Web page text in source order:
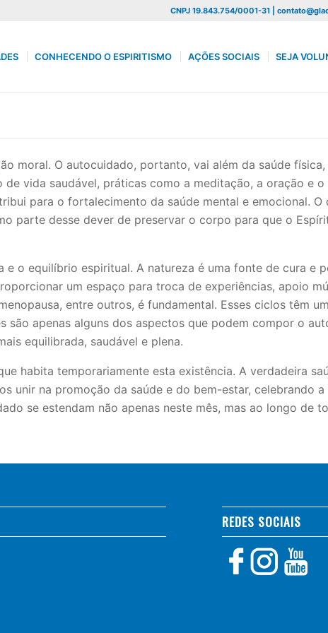
CNPJ 19.843.754/0001-31 |
CONHECENDO O ESPIRITISMO AÇÕES SOCIAIS SEJA
moral. O autocuidado, portanto, vai além da saúde
vida saudável, práticas como a meditação, a oração e
para o fortalecimento da saúde mental e emocional.
parte desse dever de preservar o corpo para que o
o equilíbrio espiritual. A natureza é uma fonte de cura e
um espaço para troca de experiências, apoio
entre outros, é fundamental. Esses ciclos têm
apenas alguns dos aspectos que podem compor o
equilibrada, saudável e plena.
habita temporariamente esta existência. A verdadeira
unir na promoção da saúde e do bem-estar, celebrando
se estendam não apenas neste mês, mas ao longo de
REDES SOCIAIS